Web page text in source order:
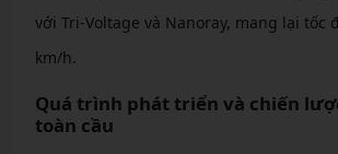
với Tri-Voltage và Nanoray, mang lại tốc
km/h.
Quá trình phát triển và chiến
toàn cầu